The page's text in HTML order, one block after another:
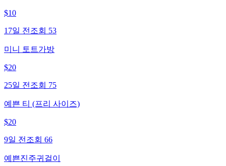
$10
17일 전 조회 53
미니 토트가방
$20
25일 전 조회 75
예쁜 티 (프리 사이즈)
$20
9일 전 조회 66
예쁜진주귀걸이